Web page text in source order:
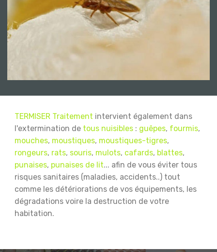
TERMISER Traitement intervient également dans
l'extermination de tous nuisibles : guêpes, fourmis,
mouches, moustiques, moustiques-tigres,
rongeurs, rats, souris, mulots, cafards, blattes,
punaises, punaises de lit... afin de vous éviter tous
risques sanitaires (maladies, accidents..) tout
comme les détériorations de vos équipements, les
dégradations voire la destruction de votre
habitation.